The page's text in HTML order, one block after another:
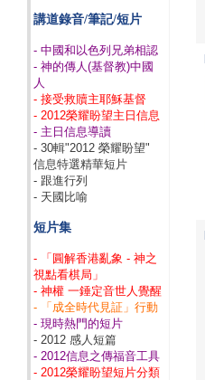
講道錄音/筆記/短片
- 中國和以色列兄弟相認
- 神的傳人(基督教)中國
人
- 接受救贖主耶穌基督
- 2012榮耀盼望主日信息
- 主日信息導讀
- 30輯"2012 榮耀盼望"
信息特選精華短片
- 跟進行列
- 天國比喻
短片集
- 「圓解香港亂象 - 神之
視點看棋局」
- 神權 一錘定音世人覺醒
- 「成全時代見証」行動
- 現時熱門的短片
- 2012 感人短篇
- 2012信息之傳福音工具
- 2012榮耀盼望短片分類